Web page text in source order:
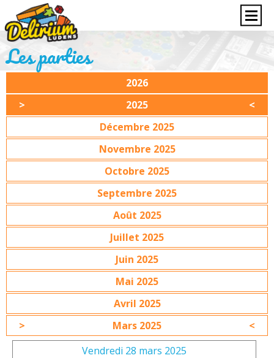
Les parties
2026
2025
Décembre 2025
Novembre 2025
Octobre 2025
Septembre 2025
Août 2025
Juillet 2025
Juin 2025
Mai 2025
Avril 2025
Mars 2025
Vendredi 28 mars 2025